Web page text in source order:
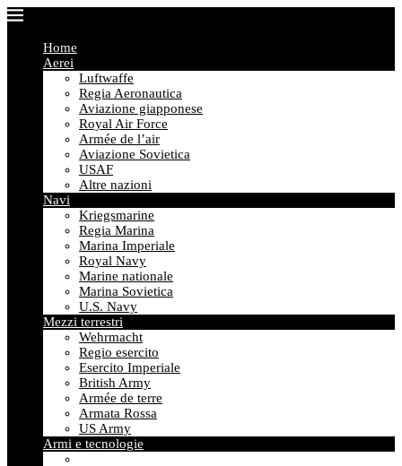
Home
Aerei
Luftwaffe
Regia Aeronautica
Aviazione giapponese
Royal Air Force
Armée de l’air
Aviazione Sovietica
USAF
Altre nazioni
Navi
Kriegsmarine
Regia Marina
Marina Imperiale
Royal Navy
Marine nationale
Marina Sovietica
U.S. Navy
Mezzi terrestri
Wehrmacht
Regio esercito
Esercito Imperiale
British Army
Armée de terre
Armata Rossa
US Army
Armi e tecnologie